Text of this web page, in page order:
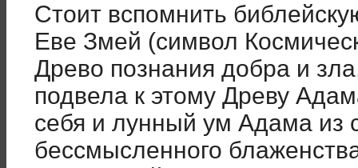
Стоит вспомнить
Еве Змей (символ
Древо познания добра и
подвела к этому Древу
себя и лунный ум Адама из
бессмысленного